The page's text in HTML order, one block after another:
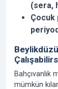
(sera,
Çocuk
Bahçıvanlık
mümkün